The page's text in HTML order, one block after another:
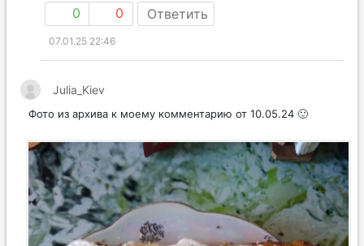
0 0 Ответить
07.01.25 22:46
Julia_Kiev
Фото из архива к моему комментарию от 10.05.24 🙂